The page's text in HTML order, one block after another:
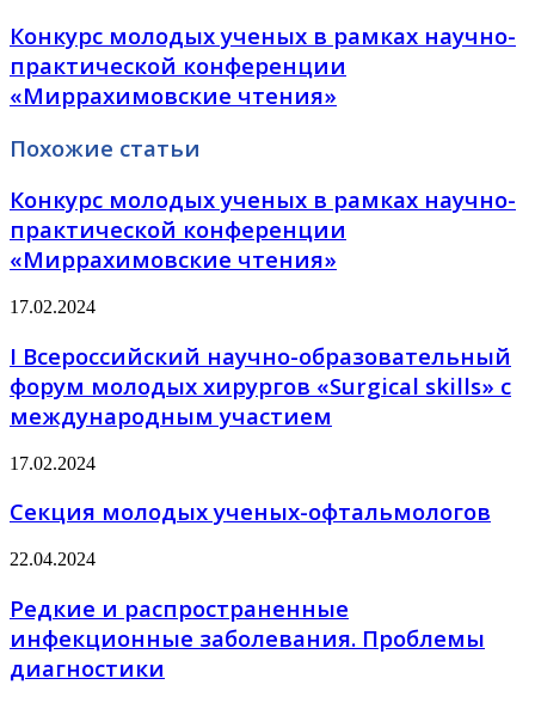
Конкурс молодых ученых в рамках научно-
практической конференции
«Миррахимовские чтения»
Похожие статьи
Конкурс молодых ученых в рамках научно-
практической конференции
«Миррахимовские чтения»
17.02.2024
І Всероссийский научно-образовательный
форум молодых хирургов «Surgical skills» с
международным участием
17.02.2024
Секция молодых ученых-офтальмологов
22.04.2024
Редкие и распространенные
инфекционные заболевания. Проблемы
диагностики